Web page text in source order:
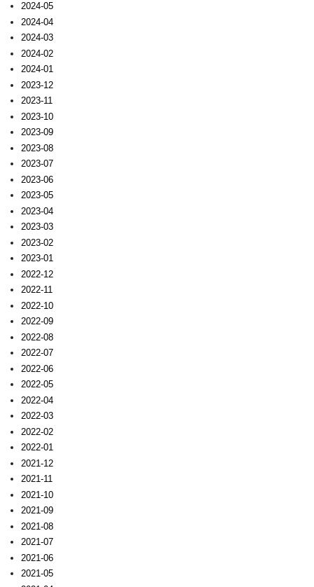
2024-05
2024-04
2024-03
2024-02
2024-01
2023-12
2023-11
2023-10
2023-09
2023-08
2023-07
2023-06
2023-05
2023-04
2023-03
2023-02
2023-01
2022-12
2022-11
2022-10
2022-09
2022-08
2022-07
2022-06
2022-05
2022-04
2022-03
2022-02
2022-01
2021-12
2021-11
2021-10
2021-09
2021-08
2021-07
2021-06
2021-05